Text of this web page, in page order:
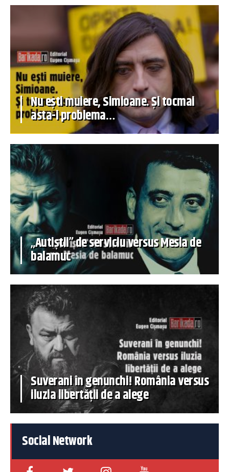
Nu ești muiere, Simioane. Și tocmai
asta-i problema…
„Autiștii” de serviciu versus Mesia de
balamuc
Suverani în genunchi! România versus
iluzia libertății de a alege
Social Network